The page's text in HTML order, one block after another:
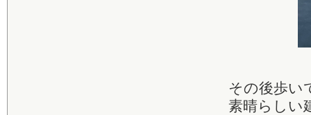
その後歩い
素晴らしい